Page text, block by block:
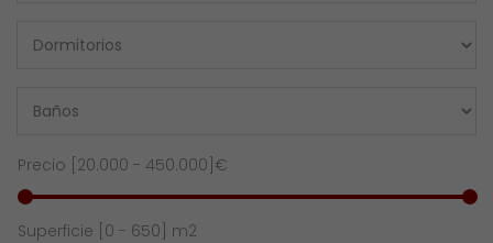
Precio [ 20.000 - 450.000 ]€
Superficie [ 0 - 650 ] m2